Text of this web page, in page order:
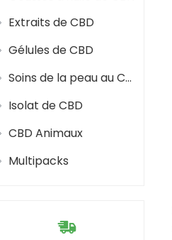
Extraits de CBD
Gélules de CBD
Soins de la peau au CBD
Isolat de CBD
CBD Animaux
Multipacks